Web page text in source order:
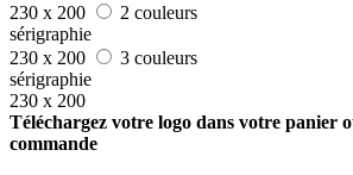
230 x 200
2 couleurs
sérigraphie
230 x 200
3 couleurs
sérigraphie
230 x 200
Téléchargez votre logo dans votre panier
commande